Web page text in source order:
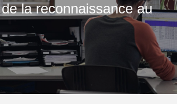
de la reconnaissance au